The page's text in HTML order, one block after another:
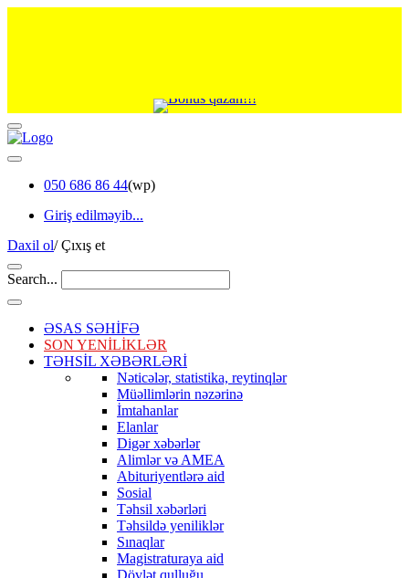
050 686 86 44(wp)
Giriş edilməyib...
Daxil ol/Çıxış et
Search...
ƏSAS SƏHİFƏ
SON YENİLİKLƏR
TƏHSİL XƏBƏRLƏRİ
Nəticələr, statistika, reytinqlər
Müəllimlərin nəzərinə
İmtahanlar
Elanlar
Digər xəbərlər
Alimlər və AMEA
Abituriyentlərə aid
Sosial
Təhsil xəbərləri
Təhsildə yeniliklər
Sınaqlar
Magistraturaya aid
Dövlət qulluğu